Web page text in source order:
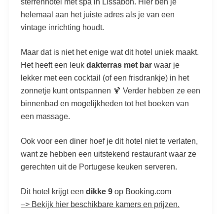
sterrenhotel met spa in Lissabon. Hier ben je
helemaal aan het juiste adres als je van een
vintage inrichting houdt.
Maar dat is niet het enige wat dit hotel uniek maakt.
Het heeft een leuk dakterras met bar waar je
lekker met een cocktail (of een frisdrankje) in het
zonnetje kunt ontspannen 🍹 Verder hebben ze een
binnenbad en mogelijkheden tot het boeken van
een massage.
Ook voor een diner hoef je dit hotel niet te verlaten,
want ze hebben een uitstekend restaurant waar ze
gerechten uit de Portugese keuken serveren.
Dit hotel krijgt een dikke 9 op Booking.com
–> Bekijk hier beschikbare kamers en prijzen.